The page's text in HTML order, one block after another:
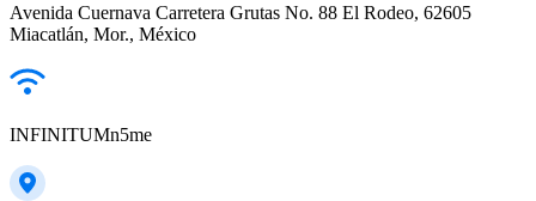
Avenida Cuernava Carretera Grutas No. 88 El Rodeo, 62605
Miacatlán, Mor., México
INFINITUMn5me